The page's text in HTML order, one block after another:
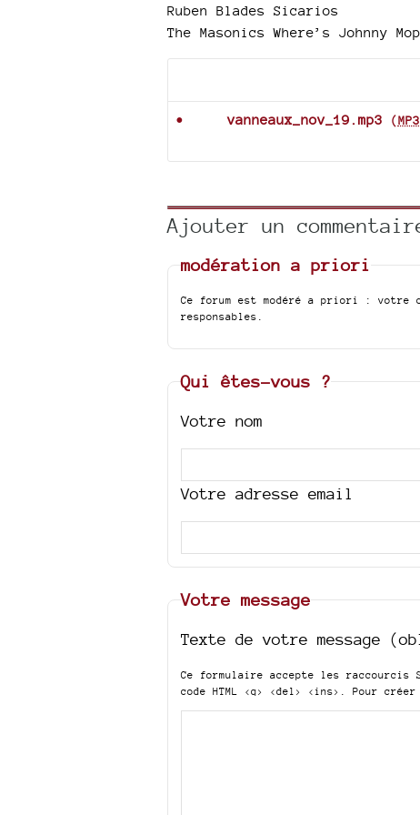
Ruben Blades Sicarios
The Masonics Where’s Johnny
vanneaux_nov_19.mp3 (MP3
Ajouter un
modération a priori
Ce forum est modéré a priori : votre
responsables.
Qui êtes-vous ?
Votre nom
Votre adresse email
Votre message
Texte de votre message
Ce formulaire accepte les raccourcis
code HTML <q> <del> <ins> . Pour